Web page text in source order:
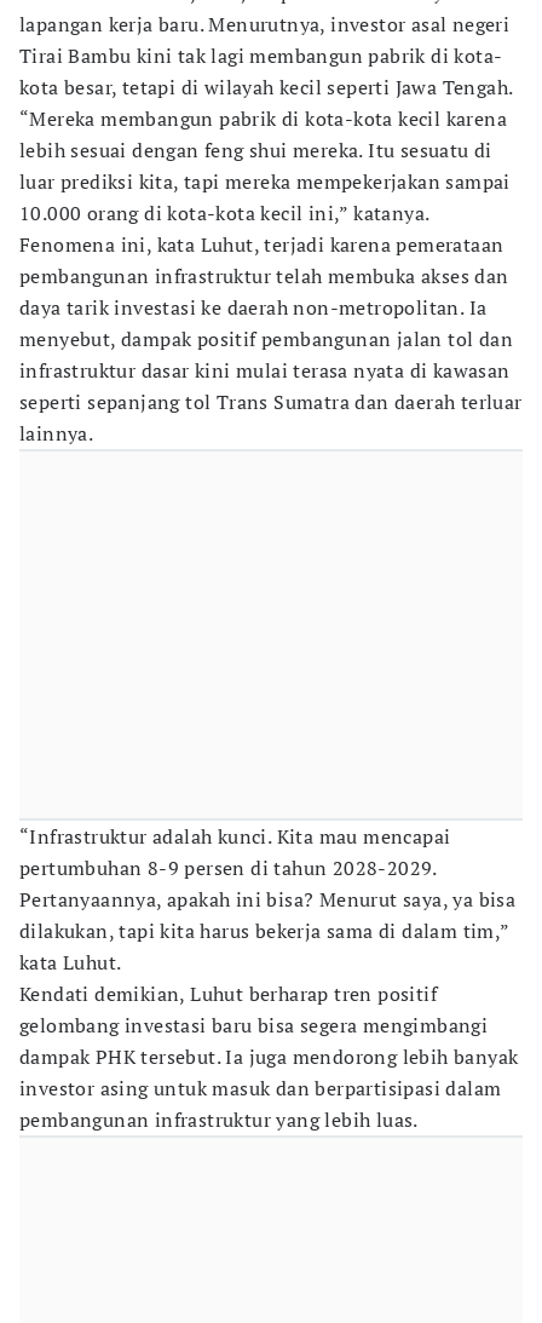
lapangan kerja baru. Menurutnya, investor asal negeri
Tirai Bambu kini tak lagi membangun pabrik di kota-
kota besar, tetapi di wilayah kecil seperti Jawa Tengah.
“Mereka membangun pabrik di kota-kota kecil karena
lebih sesuai dengan feng shui mereka. Itu sesuatu di
luar prediksi kita, tapi mereka mempekerjakan sampai
10.000 orang di kota-kota kecil ini,” katanya.
Fenomena ini, kata Luhut, terjadi karena pemerataan
pembangunan infrastruktur telah membuka akses dan
daya tarik investasi ke daerah non-metropolitan. Ia
menyebut, dampak positif pembangunan jalan tol dan
infrastruktur dasar kini mulai terasa nyata di kawasan
seperti sepanjang tol Trans Sumatra dan daerah terluar
lainnya.
“Infrastruktur adalah kunci. Kita mau mencapai
pertumbuhan 8-9 persen di tahun 2028-2029.
Pertanyaannya, apakah ini bisa? Menurut saya, ya bisa
dilakukan, tapi kita harus bekerja sama di dalam tim,”
kata Luhut.
Kendati demikian, Luhut berharap tren positif
gelombang investasi baru bisa segera mengimbangi
dampak PHK tersebut. Ia juga mendorong lebih banyak
investor asing untuk masuk dan berpartisipasi dalam
pembangunan infrastruktur yang lebih luas.